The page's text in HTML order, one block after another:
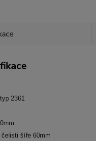
2361
šíře 60mm